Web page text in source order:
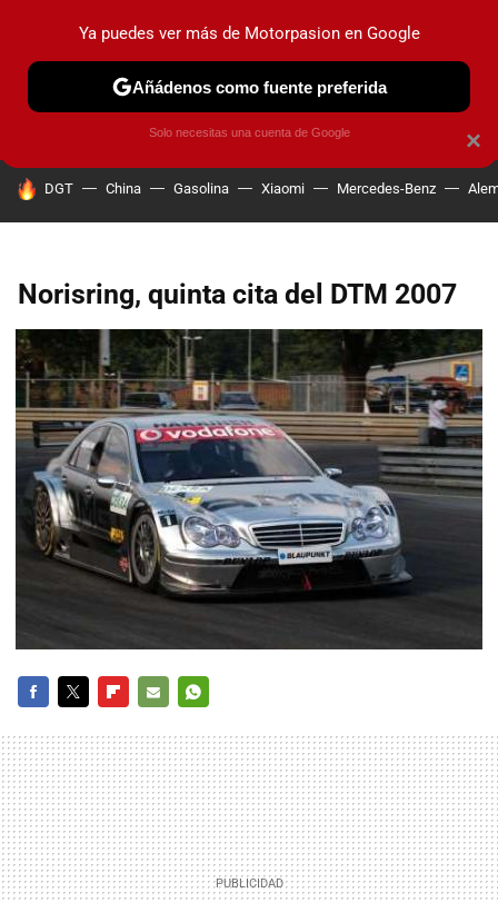
PRUEBAS COCHES ELÉCTRICOS OBSERVATORIO
HOY SE HABLA DE
DGT China Gasolina Xiaomi Mercedes-Benz
Norisring, quinta cita del DTM 2007
MAIL
×
Ya puedes ver más de Motorpasion en Google
Añádenos como fuente preferida
Solo necesitas una cuenta de Google